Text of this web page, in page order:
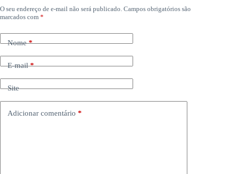
O seu endereço de e-mail não será publicado. Campos obrigatórios são
marcados com *
Nome*
E-mail*
Site
Adicionar comentário *